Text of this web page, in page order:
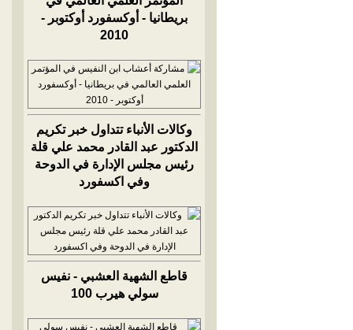
بريطانيا - أوكسفورد أوكتوبر -
2010
وكالات الأنباء تتداول خبر تكريم
الدكتور عبد القادر محمد علي قلة
رئيس مجلس الإدارة في الدوحة
وفي اكسفورد
قاطع الشهية العشبي - نفيس
سولي هيرب 100